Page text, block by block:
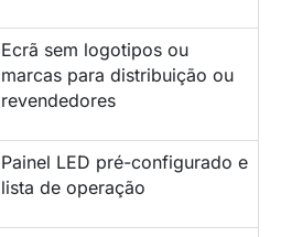
Ecrã sem logotipos ou
marcas para distribuição ou
revendedores
Painel LED pré-configurado e
lista de operação